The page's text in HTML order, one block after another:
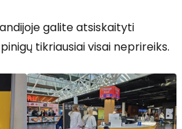
galite atsiskaityti
tikriausiai visai neprireiks.